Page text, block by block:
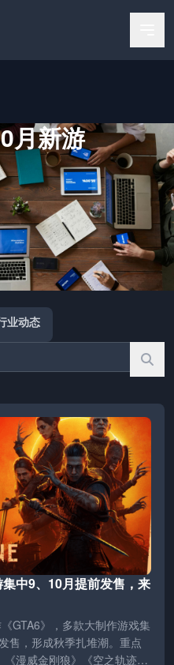
月新游
业动态
中9、10月提前发售，来
GTA6》，多款大制作游戏集
售，形成秋季扎堆潮。重点
漫威金刚狼》《空之轨迹